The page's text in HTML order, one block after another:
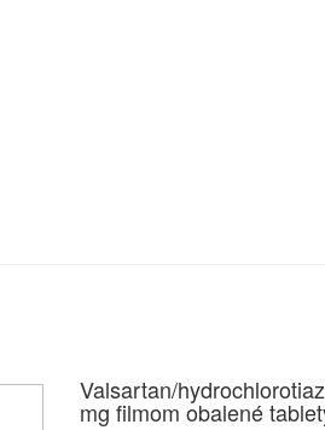
Valsartan/
mg filmom obalené